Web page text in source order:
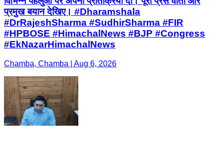
प्रमुख बयान देखिए। #Dharamshala
#DrRajeshSharma #SudhirSharma #FIR
#HPBOSE #HimachalNews #BJP #Congress
#EkNazarHimachalNews
Chamba, Chamba | Aug 6, 2026